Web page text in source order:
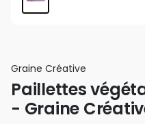
Graine Créative
Paillettes
- Graine